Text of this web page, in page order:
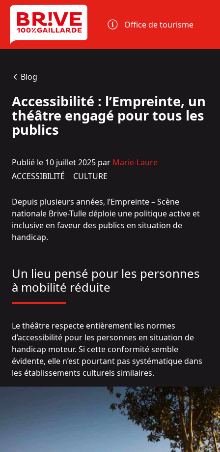
Panneau de gestion des cookies
Office de tourisme
Blog
Accessibilité : l’Empreinte, un
théâtre engagé pour tous les
publics
Publié le 10 juillet 2025 par Marie-Laure
ACCESSIBILITÉ
CULTURE
Depuis plusieurs années, l’Empreinte – Scène
nationale Brive-Tulle déploie une politique active et
inclusive en faveur des publics en situation de
handicap.
Un lieu pensé pour les personnes
à mobilité réduite
Le théâtre respecte entièrement les normes
d’accessibilité pour les personnes en situation de
handicap moteur. Si cette conformité semble
évidente, elle n’est pourtant pas systématique dans
les établissements culturels similaires.